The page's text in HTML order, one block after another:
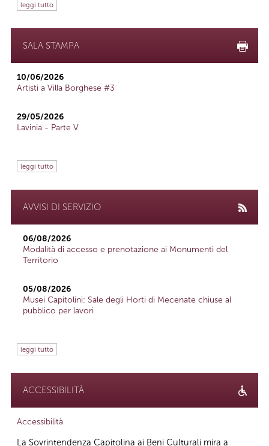
leggi tutto
SALA STAMPA
10/06/2026
Artisti a Villa Borghese #3
29/05/2026
Lavinia - Parte V
leggi tutto
AVVISI DI SERVIZIO
06/08/2026
Modalità di accesso e prenotazione ai Monumenti del
Territorio
05/08/2026
Musei Capitolini: Sale degli Horti di Mecenate chiuse al
pubblico per lavori
leggi tutto
ACCESSIBILITÀ
Accessibilità
La Sovrintendenza Capitolina ai Beni Culturali mira a